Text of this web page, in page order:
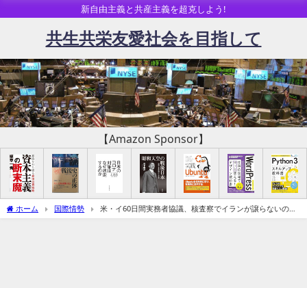
新自由主義と共産主義を超克しよう!
共生共栄友愛社会を目指して
【Amazon Sponsor】
ホーム 国際情勢
米・イ60日間実務者協議、核査察でイランが譲らないのは
「幼児レベル」－ホルムズ共同管理問題も現実派とオマーンの「お芝居」（追記：ト